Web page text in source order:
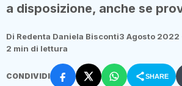
a disposizione, anche se
Di Redenta Daniela Bisconti3 Agosto 2022
2 min di lettura
CONDIVIDI SHARE